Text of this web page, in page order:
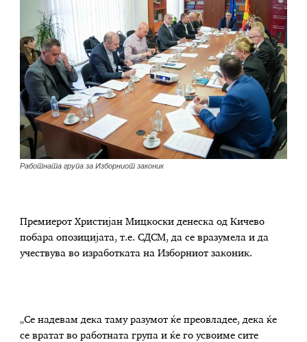
Работната група за Изборниот законик
Премиерот Христијан Мицкоски денеска од Кичево
побара опозицијата, т.е. СДСМ, да се вразумела и да
учествува во изработката на Изборниот законик.
„Се надевам дека таму разумот ќе преовладее, дека ќе
се вратат во работната група и ќе го усвоиме сите